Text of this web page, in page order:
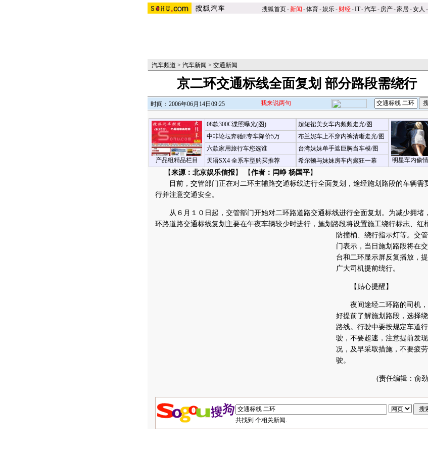
搜狐首页-新闻 -体育-娱乐- 财经-IT-汽车- 房产-家居-女人 -
汽车频道 > 汽车新闻 > 交通新闻
京二环交通标线全面复划 部分路段需绕行
时间：2006年06月14日09:25 我来说两句
产品组精品栏目
08款300C谍照曝光(图)
中非论坛奔驰E专车降价5万
六款家用旅行车您选谁
天语SX4 全系车型购买推荐
超短裙美女车内频频走光/图
明星车内偷
布兰妮车上不穿内裤清晰走光/图
台湾妹妹单手遮巨胸当车模/图
希尔顿与妹妹房车内癫狂一幕
【来源：北京娱乐信报】 【作者：闫峥 杨国平】
目前，交管部门正在对二环主辅路交通标线进行全面复划，途经施划路段的车辆需
行并注意交通安全。
从６月１０日起，交管部门开始对二环路道路交通标线进行全面复划。为减少拥堵
环路道路交通标线复划主要在午夜车辆较少时进行，施划路段将设置施工绕行标志、红
防撞桶、绕行指示灯等。 交
门表示，当日施划路段将在
台和二环显示屏反复播放，
广大司机提前绕行。
【贴心提醒】
夜间途经二环路的司机
好提前了解施划路段，选择
路线。行驶中要按规定车道行
驶，不要超速，注意提前发
况，及早采取措施，不要疲
驶。
(责任编辑：俞
共找到 个相关新闻.